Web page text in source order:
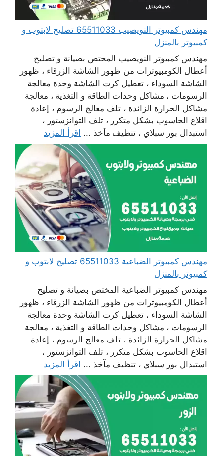
مهندس كمبيوتر النويصيب 65511033 تصليح لابتوب و
كمبيوتر بالمنزل
مهندس كمبيوتر النويصيب المختص بصيانة و تصليح
أعطال الكومبيوترات من ظهور الشاشة الزرقاء ، ظهور
الشاشة السوداء ، تعطيل كرت الشاشة وحدة معالجة
الرسومات ، مشاكل وحدات الطاقة و التغذية ، معالجة
مشاكل الحرارة الزائدة ، تلف معالج الرسوم ، إعادة
اقلاع الحاسوب بشكل متكرر ، تلف التوانزستور ،
استبدال بور سبلاي ، تنظيف مآخذ ... اقرأ المزيد
مهندس كمبيوتر الضباعية 65511033 تصليح لابتوب و
كمبيوتر بالمنزل
مهندس كمبيوتر الضباعية المختص بصيانة و تصليح
أعطال الكومبيوترات من ظهور الشاشة الزرقاء ، ظهور
الشاشة السوداء ، تعطيل كرت الشاشة وحدة معالجة
الرسومات ، مشاكل وحدات الطاقة و التغذية ، معالجة
مشاكل الحرارة الزائدة ، تلف معالج الرسوم ، إعادة
اقلاع الحاسوب بشكل متكرر ، تلف التوانزستور ،
استبدال بور سبلاي ، تنظيف مآخذ ... اقرأ المزيد